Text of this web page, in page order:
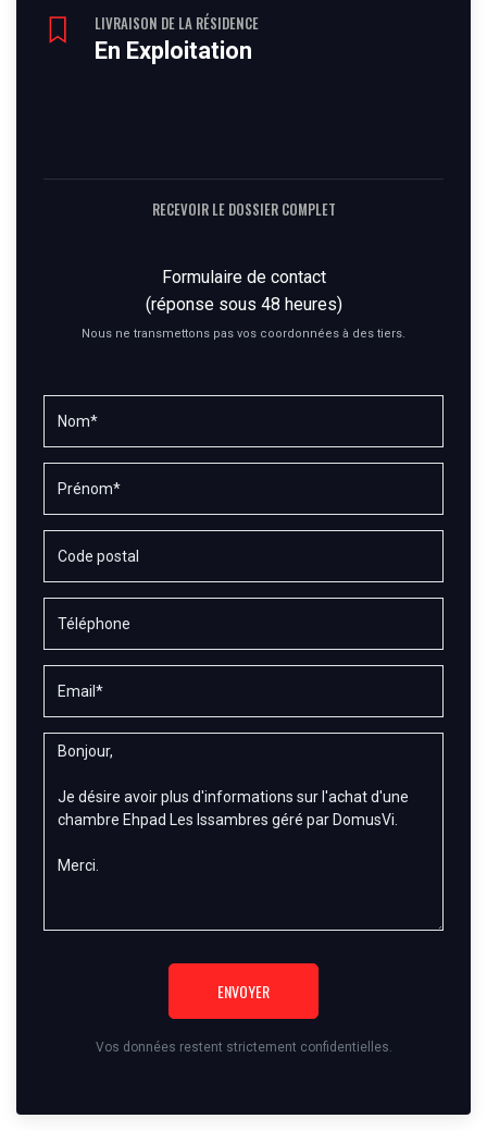
LIVRAISON DE LA RÉSIDENCE
En Exploitation
RECEVOIR LE DOSSIER COMPLET
Formulaire de contact
(réponse sous 48 heures)
Nous ne transmettons pas vos coordonnées à des tiers.
ENVOYER
Vos données restent strictement confidentielles.